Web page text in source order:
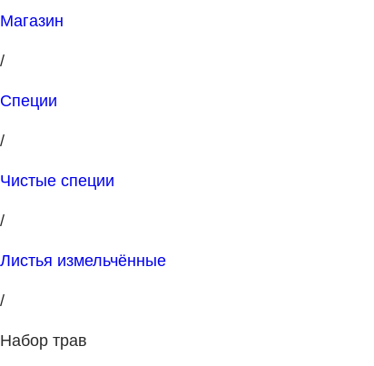
Магазин
/
Специи
/
Чистые специи
/
Листья измельчённые
/
Набор трав